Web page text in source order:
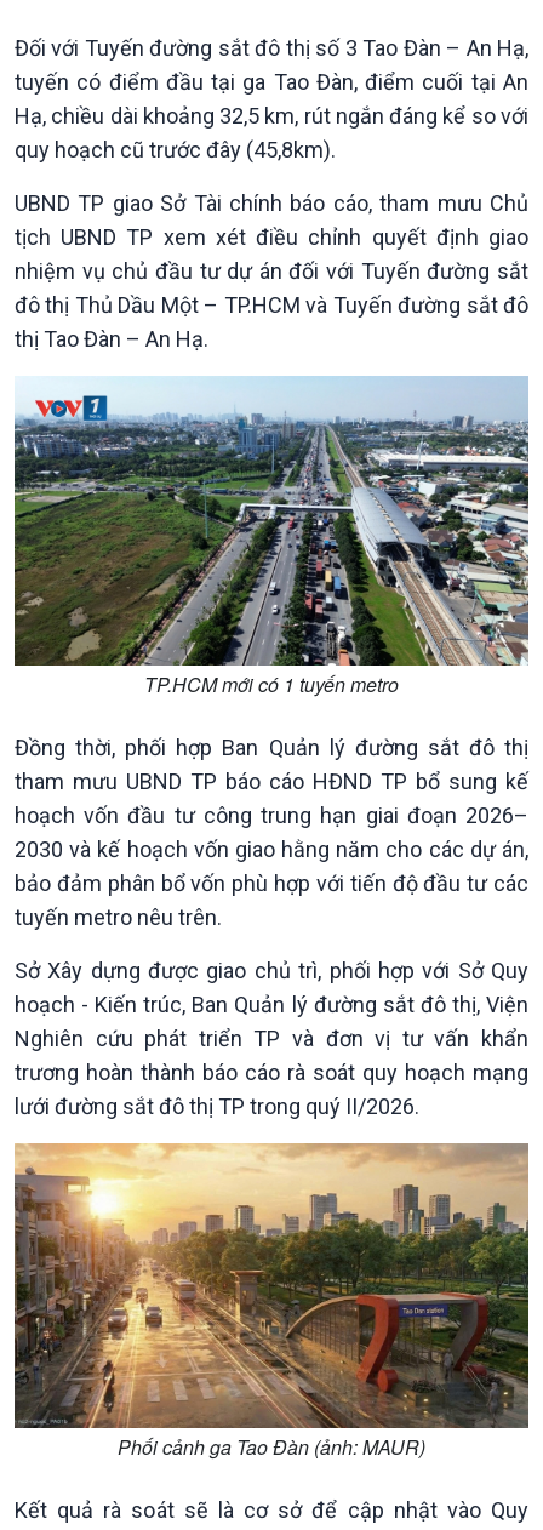
Kinh tế
Tin Kinh tế
Trước giờ mở cửa
Dòng chảy Kinh tế
Sức sống hàng Việt
Khởi nghiệp
Tuyên chiến với gian lận
thương mại
Tin Nông nghiệp & Biển
đảo
Mùa vàng
Biển đảo Việt Nam
Tâm tình biên giới và hải
đảo
Tìm hiểu biển, đảo Việt
Nam
Xã hội
Tin Đời sống & Xã hội
360 độ Sức khỏe
Chuyển đổi Xanh
Tài nguyên và Môi trường
Chuyên gia của bạn
Xã hội chuyển động
Bước chân đến trường
Khoa học & Công nghệ
Tin Khoa học & Công nghệ
Kết nối công nghệ
Sống chung với biến đổi
khí hậu
Đối với Tuyến đường sắt đô thị số 3 Tao Đàn – An Hạ,
tuyến có điểm đầu tại ga Tao Đàn, điểm cuối tại An
Hạ, chiều dài khoảng 32,5 km, rút ngắn đáng kể so với
quy hoạch cũ trước đây (45,8km).
UBND TP giao Sở Tài chính báo cáo, tham mưu Chủ
tịch UBND TP xem xét điều chỉnh quyết định giao
nhiệm vụ chủ đầu tư dự án đối với Tuyến đường sắt
đô thị Thủ Dầu Một – TP.HCM và Tuyến đường sắt đô
thị Tao Đàn – An Hạ.
TP.HCM mới có 1 tuyến metro
Đồng thời, phối hợp Ban Quản lý đường sắt đô thị
tham mưu UBND TP báo cáo HĐND TP bổ sung kế
hoạch vốn đầu tư công trung hạn giai đoạn 2026–
2030 và kế hoạch vốn giao hằng năm cho các dự án,
bảo đảm phân bổ vốn phù hợp với tiến độ đầu tư các
tuyến metro nêu trên.
Sở Xây dựng được giao chủ trì, phối hợp với Sở Quy
hoạch - Kiến trúc, Ban Quản lý đường sắt đô thị, Viện
Nghiên cứu phát triển TP và đơn vị tư vấn khẩn
trương hoàn thành báo cáo rà soát quy hoạch mạng
lưới đường sắt đô thị TP trong quý II/2026.
Phối cảnh ga Tao Đàn (ảnh: MAUR)
Kết quả rà soát sẽ là cơ sở để cập nhật vào Quy